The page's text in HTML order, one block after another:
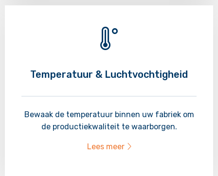
over
Temperatuur & Luchtvochtigheid
Bewaak de temperatuur binnen uw fabriek om
de productiekwaliteit te waarborgen.
Lees meer